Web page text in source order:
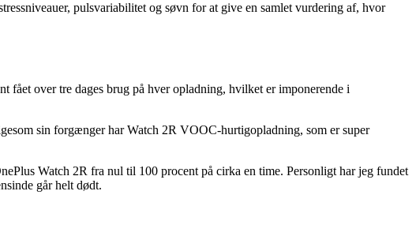
pulsvariabilitet og søvn for at give en samlet vurdering af, hvor
fået over tre dages brug på hver opladning, hvilket er imponerende i
sin forgænger har Watch 2R VOOC-hurtigopladning, som er super
Watch 2R fra nul til 100 procent på cirka en time. Personligt har jeg fundet
går helt dødt.